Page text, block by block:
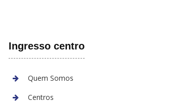
Ingresso centro
Quem Somos
Centros